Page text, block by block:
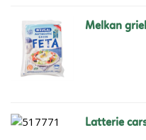
melkan
latterie